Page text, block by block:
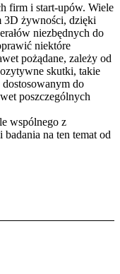
firm i start-upów. Wiele
3D żywności, dzięki
niezbędnych do
niektóre
pożądane, zależy od
skutki, takie
do
poszczególnych
wspólnego z
na ten temat od